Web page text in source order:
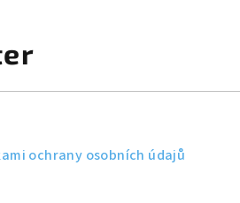
ochrany osobních údajů